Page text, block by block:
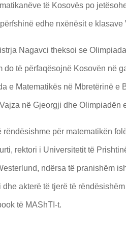
të Kosovës po
edhe nxënësit e klasave
Nagavci theksoi se
do të përfaqësojnë Kosovën në
e Matematikës në Mbretërinë e
në Gjeorgji dhe Olimpiadën
rëndësishme për matematikën
rektori i Universitetit të
ndërsa të pranishëm
dhe akterë të tjerë të
të MAShTI-t.